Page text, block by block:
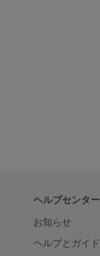
ヘルプセンター
お知らせ
ヘルプとガイド